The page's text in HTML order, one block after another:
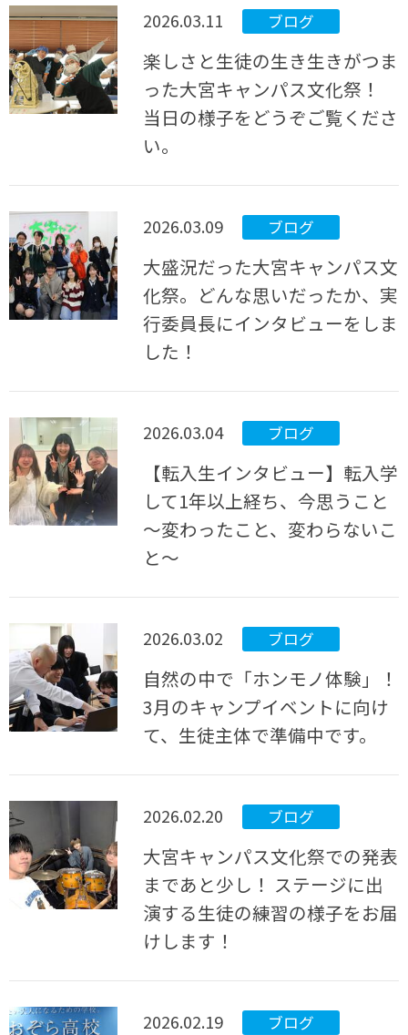
2026.03.11 ブログ
楽しさと生徒の生き生きがつま
った大宮キャンパス文化祭！
当日の様子をどうぞご覧くださ
い。
2026.03.09 ブログ
大盛況だった大宮キャンパス文
化祭。どんな思いだったか、実
行委員長にインタビューをしま
した！
2026.03.04 ブログ
【転入生インタビュー】転入学
して1年以上経ち、今思うこと
～変わったこと、変わらないこ
と～
2026.03.02 ブログ
自然の中で「ホンモノ体験」！
3月のキャンプイベントに向け
て、生徒主体で準備中です。
2026.02.20 ブログ
大宮キャンパス文化祭での発表
まであと少し！ ステージに出
演する生徒の練習の様子をお届
けします！
2026.02.19 ブログ